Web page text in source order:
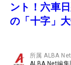
ント！六車
の「十字」
所属ALBA
ALBA Net編集